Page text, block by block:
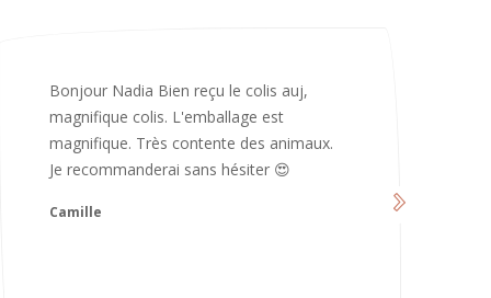
Merci infiniment, c’est magnifique 😍
d’avoir pris le temps de me répondre.
Nous sommes vraiment contents et
avons hâte de les utiliser 😄 bonne soirée
😍